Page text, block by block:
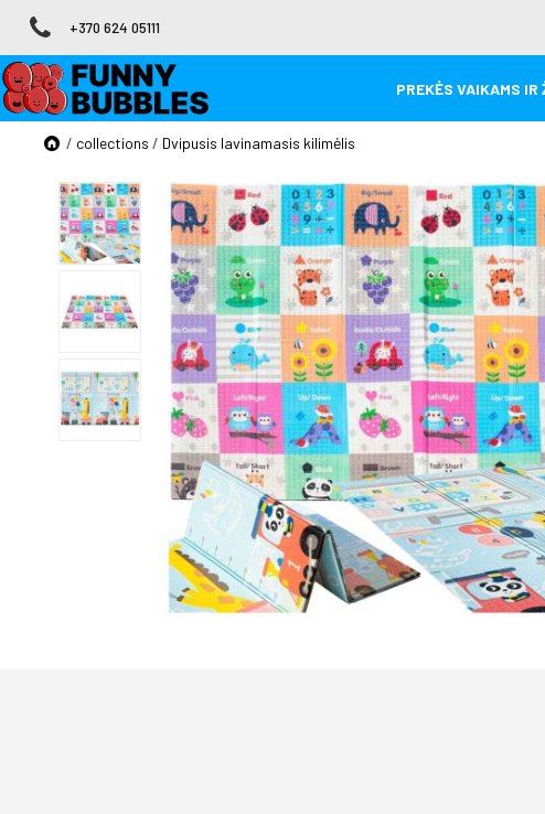
+370 624 05111
PREKĖS VAIKAMS IR
/ collections / Dvipusis lavinamasis kilimėlis